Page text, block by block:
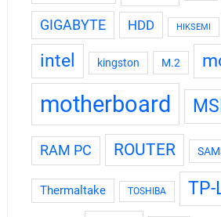
GIGABYTE HDD HIKSEMI
intel kingston M.2
motherboard MSI
RAM PC ROUTER
Thermaltake TOSHIBA TP-